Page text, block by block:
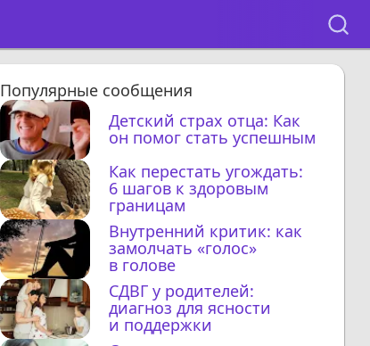
Популярные сообщения
Детский страх отца: Как
он помог стать успешным
Как перестать угождать:
6 шагов к здоровым
границам
Внутренний критик: как
замолчать «голос»
в голове
СДВГ у родителей:
диагноз для ясности
и поддержки